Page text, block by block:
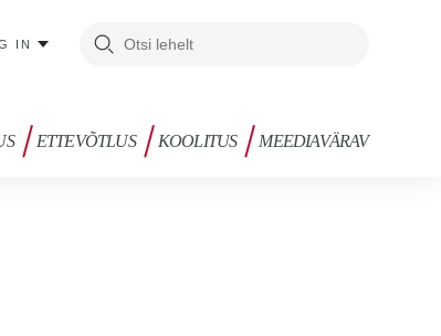
IN
ETTEVÕTLUS KOOLITUS MEEDIAVÄRAV